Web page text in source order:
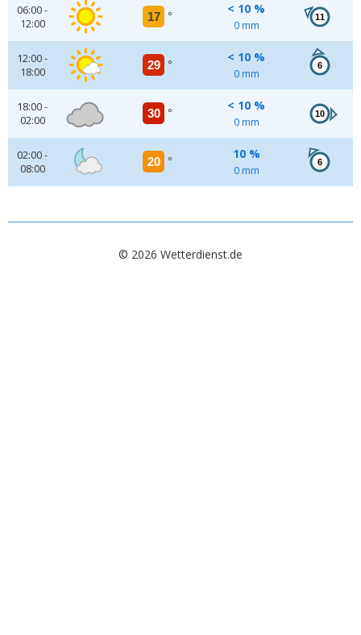
06:00 -
12:00
17 °
< 10 %
0 mm
11
12:00 -
18:00
29 °
< 10 %
0 mm
6
18:00 -
02:00
30 °
< 10 %
0 mm
10
02:00 -
08:00
20 °
10 %
0 mm
6
© 2026 Wetterdienst.de